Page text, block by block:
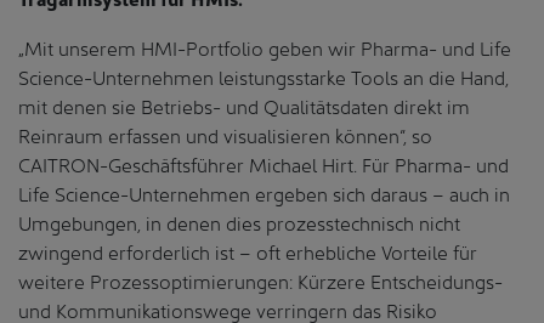
„Mit unserem HMI-Portfolio geben wir Pharma- und Life
Science-Unternehmen leistungsstarke Tools an die Hand,
mit denen sie Betriebs- und Qualitätsdaten direkt im
Reinraum erfassen und visualisieren können“, so
CAITRON-Geschäftsführer Michael Hirt. Für Pharma- und
Life Science-Unternehmen ergeben sich daraus – auch in
Umgebungen, in denen dies prozesstechnisch nicht
zwingend erforderlich ist – oft erhebliche Vorteile für
weitere Prozessoptimierungen: Kürzere Entscheidungs-
und Kommunikationswege verringern das Risiko